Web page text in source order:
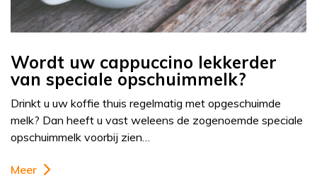
Wordt uw cappuccino lekkerder
van speciale opschuimmelk?
Drinkt u uw koffie thuis regelmatig met opgeschuimde
melk? Dan heeft u vast weleens de zogenoemde speciale
opschuimmelk voorbij zien…
Meer